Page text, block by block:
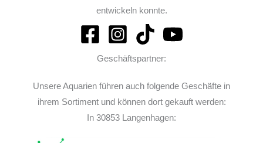
entwickeln konnte.
Geschäftspartner:
Unsere Aquarien führen auch folgende Geschäfte in
ihrem Sortiment und können dort gekauft werden:
In 30853 Langenhagen: